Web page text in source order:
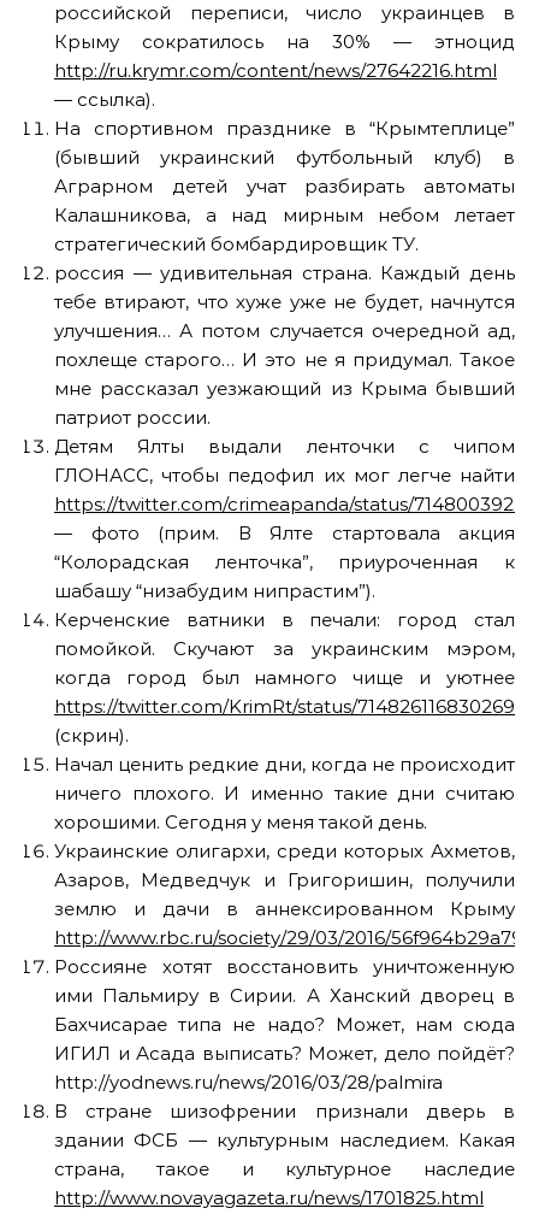
российской переписи, число украинцев в
Крыму сократилось на 30% — этноцид
http://ru.krymr.com/content/news/27642216.html
— ссылка).
На спортивном празднике в “Крымтеплице”
(бывший украинский футбольный клуб) в
Аграрном детей учат разбирать автоматы
Калашникова, а над мирным небом летает
стратегический бомбардировщик ТУ.
россия — удивительная страна. Каждый день
тебе втирают, что хуже уже не будет, начнутся
улучшения… А потом случается очередной ад,
похлеще старого… И это не я придумал. Такое
мне рассказал уезжающий из Крыма бывший
патриот россии.
Детям Ялты выдали ленточки с чипом
ГЛОНАСС, чтобы педофил их мог легче найти
https://twitter.com/crimeapanda/status/
— фото (прим. В Ялте стартовала акция
“Колорадская ленточка”, приуроченная к
шабашу “низабудим нипрастим”).
Керченские ватники в печали: город стал
помойкой. Скучают за украинским мэром,
когда город был намного чище и уютнее
https://twitter.com/KrimRt/status/
(скрин).
Начал ценить редкие дни, когда не происходит
ничего плохого. И именно такие дни считаю
хорошими. Сегодня у меня такой день.
Украинские олигархи, среди которых Ахметов,
Азаров, Медведчук и Григоришин, получили
землю и дачи в аннексированном Крыму
http://www.rbc.ru/society/29/03/2016/
Россияне хотят восстановить уничтоженную
ими Пальмиру в Сирии. А Ханский дворец в
Бахчисарае типа не надо? Может, нам сюда
ИГИЛ и Асада выписать? Может, дело пойдёт?
http://yodnews.ru/news/2016/03/28/palmira
В стране шизофрении признали дверь в
здании ФСБ — культурным наследием. Какая
страна, такое и культурное наследие
http://www.novayagazeta.ru/news/1701825.html